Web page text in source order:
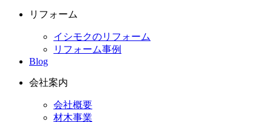
リフォーム
イシモクのリフォーム
リフォーム事例
Blog
会社案内
会社概要
材木事業